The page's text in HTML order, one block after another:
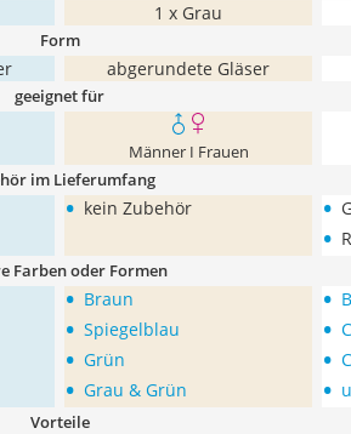
1 x Grau
Form
abgerundete Gläser
geeignet für
Männer I Frauen
im Lieferumfang
• kein Zubehör •
•
Farben oder Formen
• Braun
• Spiegelblau
• Grün
• Grau & Grün
•
•
•
•
Vorteile